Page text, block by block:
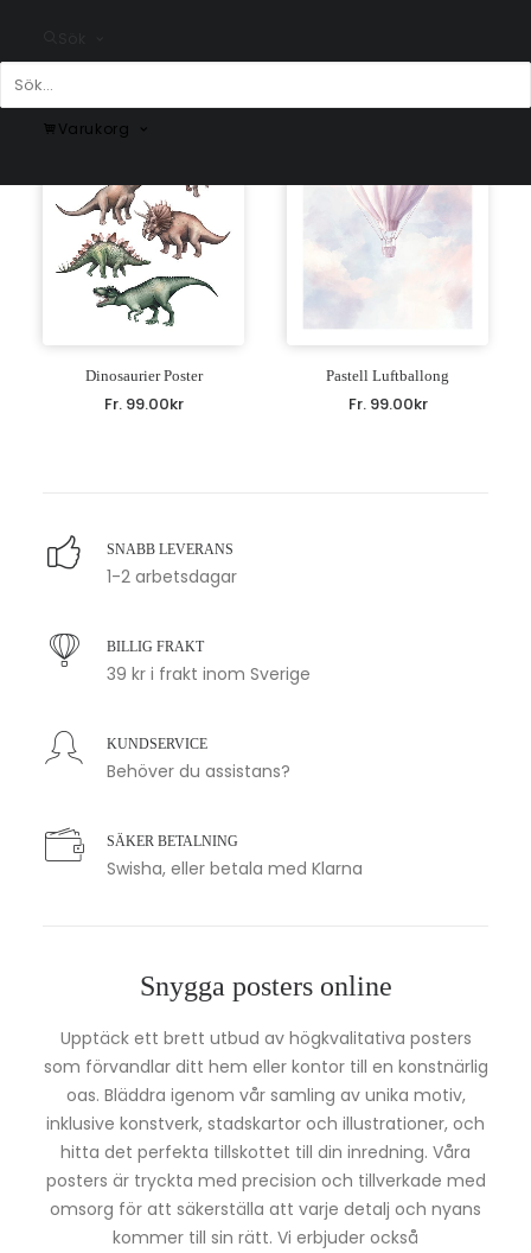
Varukorg
Dinosaurier Poster
Fr. 99.00kr
Pastell Luftballong
Fr. 99.00kr
SNABB LEVERANS
1-2 arbetsdagar
BILLIG FRAKT
39 kr i frakt inom Sverige
KUNDSERVICE
Behöver du assistans?
SÄKER BETALNING
Swisha, eller betala med Klarna
Snygga posters online
Upptäck ett brett utbud av högkvalitativa posters
som förvandlar ditt hem eller kontor till en konstnärlig
oas. Bläddra igenom vår samling av unika motiv,
inklusive konstverk, stadskartor och illustrationer, och
hitta det perfekta tillskottet till din inredning. Våra
posters är tryckta med precision och tillverkade med
omsorg för att säkerställa att varje detalj och nyans
kommer till sin rätt. Vi erbjuder också